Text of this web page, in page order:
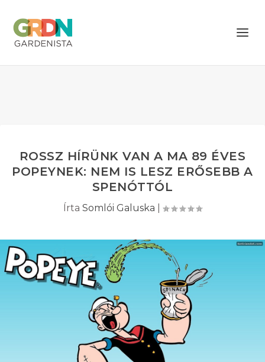
ROSSZ HÍRÜNK VAN A MA 89 ÉVES
POPEYNEK: NEM IS LESZ ERŐSEBB A
SPENÓTTÓL
Írta Somlói Galuska